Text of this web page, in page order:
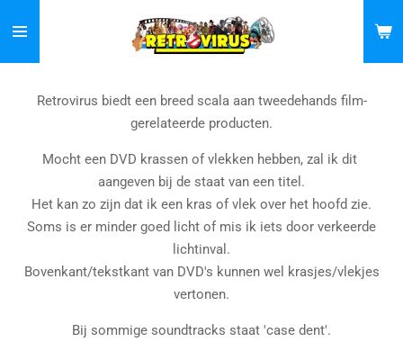
direct
naar
hoofdinhoud
Retrovirus biedt een breed scala aan tweedehands film-
gerelateerde producten.
Mocht een DVD krassen of vlekken hebben, zal ik dit
aangeven bij de staat van een titel.
Het kan zo zijn dat ik een kras of vlek over het hoofd zie.
Soms is er minder goed licht of mis ik iets door verkeerde
lichtinval.
Bovenkant/tekstkant van DVD's kunnen wel krasjes/vlekjes
vertonen.
Bij sommige soundtracks staat 'case dent'.